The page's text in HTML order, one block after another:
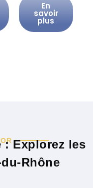
En
savoir
plus
Explorez les
Rhône